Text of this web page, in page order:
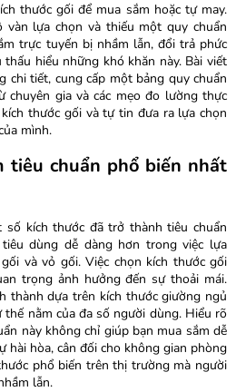
thước gối để mua sắm hoặc tự may.
vàn lựa chọn và thiếu một quy chuẩn
trực tuyến bị nhầm lẫn, đổi trả phức
hiểu những khó khăn này. Bài viết
chi tiết, cung cấp một bảng quy chuẩn
chuyên gia và các mẹo đo lường thực
thước gối và tự tin đưa ra lựa chọn
mình.
tiêu chuẩn phổ biến nhất
kích thước đã trở thành tiêu chuẩn
dùng dễ dàng hơn trong việc lựa
và vỏ gối. Việc chọn kích thước gối
trọng ảnh hưởng đến sự thoải mái.
thành dựa trên kích thước giường ngủ
nằm của đa số người dùng. Hiểu rõ
này không chỉ giúp bạn mua sắm dễ
hài hòa, cân đối cho không gian phòng
phổ biến trên thị trường mà người
lẫn.